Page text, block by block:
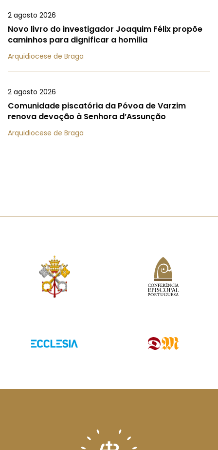
2 agosto 2026
Novo livro do investigador Joaquim Félix propõe
caminhos para dignificar a homilia
Arquidiocese de Braga
2 agosto 2026
Comunidade piscatória da Póvoa de Varzim
renova devoção à Senhora d’Assunção
Arquidiocese de Braga